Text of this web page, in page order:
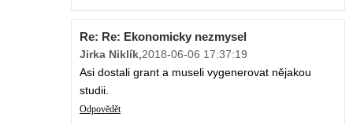
Re: Re: Ekonomicky nezmysel
Jirka Niklík,2018-06-06 17:37:19
Asi dostali grant a museli vygenerovat nějakou
studii.
Odpovědět